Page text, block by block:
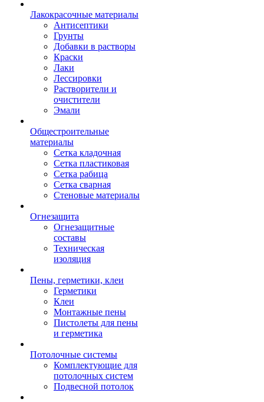
Лакокрасочные материалы
Антисептики
Грунты
Добавки в растворы
Краски
Лаки
Лессировки
Растворители и
очистители
Эмали
Общестроительные
материалы
Сетка кладочная
Сетка пластиковая
Сетка рабица
Сетка сварная
Стеновые материалы
Огнезащита
Огнезащитные
составы
Техническая
изоляция
Пены, герметики, клеи
Герметики
Клеи
Монтажные пены
Пистолеты для пены
и герметика
Потолочные системы
Комплектующие для
потолочных систем
Подвесной потолок